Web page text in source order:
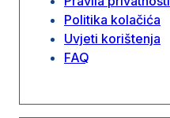
Politika kolačića
Uvjeti korištenja
FAQ